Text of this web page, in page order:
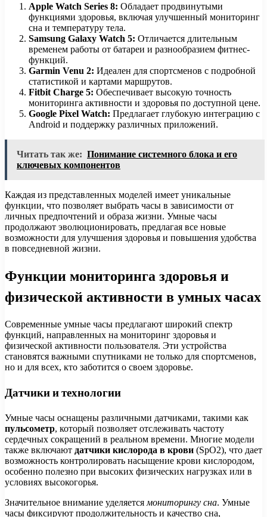
Apple Watch Series 8: Обладает продвинутыми
функциями здоровья, включая улучшенный мониторинг
сна и температуру тела.
Samsung Galaxy Watch 5: Отличается длительным
временем работы от батареи и разнообразием фитнес-
функций.
Garmin Venu 2: Идеален для спортсменов с подробной
статистикой и картами маршрутов.
Fitbit Charge 5: Обеспечивает высокую точность
мониторинга активности и здоровья по доступной цене.
Google Pixel Watch: Предлагает глубокую интеграцию с
Android и поддержку различных приложений.
Читать так же: Понимание системного блока и его
ключевых компонентов
Каждая из представленных моделей имеет уникальные
функции, что позволяет выбрать часы в зависимости от
личных предпочтений и образа жизни. Умные часы
продолжают эволюционировать, предлагая все новые
возможности для улучшения здоровья и повышения удобства
в повседневной жизни.
Функции мониторинга здоровья и
физической активности в умных часах
Современные умные часы предлагают широкий спектр
функций, направленных на мониторинг здоровья и
физической активности пользователя. Эти устройства
становятся важными спутниками не только для спортсменов,
но и для всех, кто заботится о своем здоровье.
Датчики и технологии
Умные часы оснащены различными датчиками, такими как
пульсометр, который позволяет отслеживать частоту
сердечных сокращений в реальном времени. Многие модели
также включают датчики кислорода в крови (SpO2), что дает
возможность контролировать насыщение крови кислородом,
особенно полезно при высоких физических нагрузках или в
условиях высокогорья.
Значительное внимание уделяется мониторингу сна. Умные
часы фиксируют продолжительность и качество сна,